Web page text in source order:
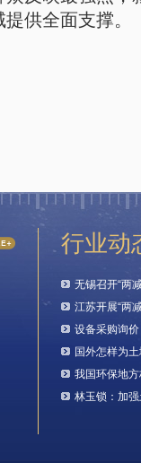
供全面支撑。
行业动
无锡召开“两
江苏开展“两
设备采购询价
国外怎样为土
我国环保地
林玉锁：加